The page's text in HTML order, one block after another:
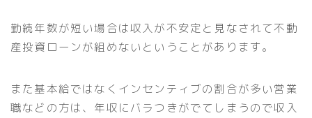
勤続年数が短い場合は収入が不安定と見なされて不動
産投資ローンが組めないということがあります。
また基本給ではなくインセンティブの割合が多い営業
職などの方は、年収にバラつきがでてしまうので収入